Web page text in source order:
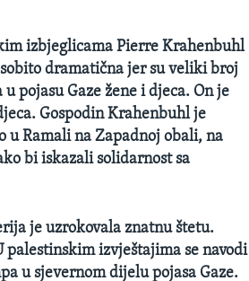
izbjeglicama Pierre Krahenbuhl
dramatična jer su veliki broj
pojasu Gaze žene i djeca. On je
Gospodin Krahenbuhl je
u Ramali na Zapadnoj obali, na
bi iskazali solidarnost sa
je uzrokovala znatnu štetu.
izvještajima se navodi
u sjevernom dijelu pojasa Gaze.